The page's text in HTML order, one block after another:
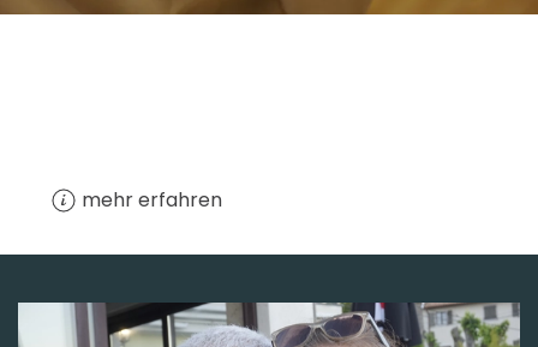
mehr erfahren